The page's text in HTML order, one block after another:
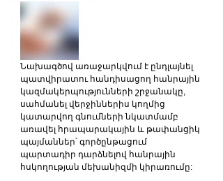
Նախագծով առաջարկվում է ընդլայնել
պատվիրատու հանդիսացող հանրային
կազմակերպությունների շրջանակը,
սահմանել վերջիններիս կողմից
կատարվող գնումների նկատմամբ
առավել հրապարակային և թափանցիկ
պայմաններ՝ գործընթացում
պարտադիր դարձնելով հանրային
հսկողության մեխանիզմի կիրառումը: